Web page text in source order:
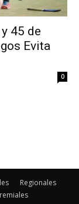
45 de
Evita
0
Regionales